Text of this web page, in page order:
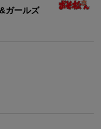
ガールズ